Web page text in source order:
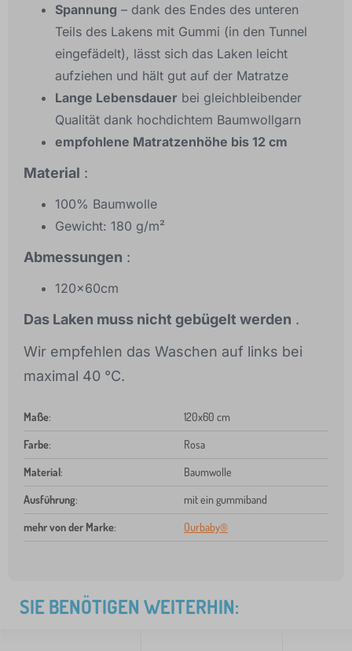
Spannung – dank des Endes des unteren
Teils des Lakens mit Gummi (in den Tunnel
eingefädelt), lässt sich das Laken leicht
aufziehen und hält gut auf der Matratze
Lange Lebensdauer bei gleichbleibender
Qualität dank hochdichtem Baumwollgarn
empfohlene Matratzenhöhe bis 12 cm
Material :
100% Baumwolle
Gewicht: 180 g/m²
Abmessungen :
120x60cm
Das Laken muss nicht gebügelt werden .
Wir empfehlen das Waschen auf links bei
maximal 40 °C.
Maße: 120x60 cm
Farbe: Rosa
Material: Baumwolle
Ausführung: mit ein gummiband
mehr von der Marke: Ourbaby®
SIE BENÖTIGEN WEITERHIN: